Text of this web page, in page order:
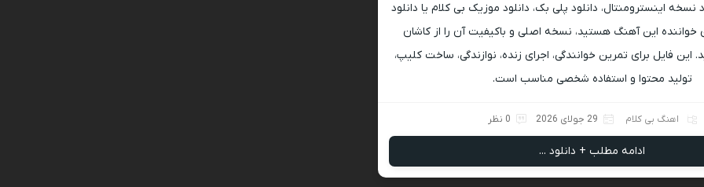
نسخه اینسترومنتال، دانلود پلی بک، دانلود موزیک بی کلام یا دانلود
این آهنگ هستید، نسخه اصلی و باکیفیت آن را از کاشان
این فایل برای تمرین خوانندگی، اجرای زنده، نوازندگی، ساخت کلیپ،
تولید محتوا و استفاده شخصی مناسب است.
اهنگ بی کلام 29 جولای 2026 0 نظر
ادامه مطلب + دانلود ...